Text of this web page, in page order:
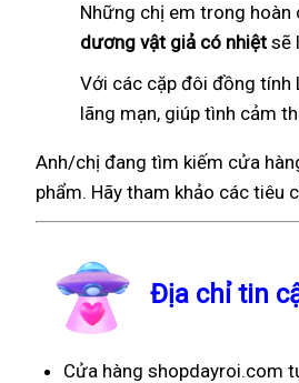
Những chị em trong
dương vật giả có nhiệt sẽ
Với các cặp đôi đồng tính
lãng mạn, giúp tình cảm
Anh/chị đang tìm kiếm cửa
phẩm. Hãy tham khảo các tiêu
Địa chỉ tin
Cửa hàng shopdayroi.com